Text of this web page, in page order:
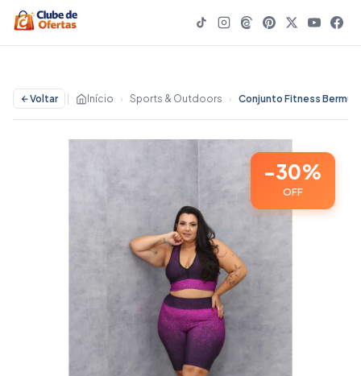
Voltar Início › Sports & Outdoors ›
-30%
OFF